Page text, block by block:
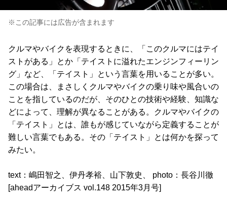
※この記事には広告が含まれます
クルマやバイクを表現するときに、「このクルマにはテイ
ストがある」とか「テイストに溢れたエンジンフィーリン
グ」など、「テイスト」という言葉を用いることが多い。
この場合は、まさしくクルマやバイクの乗り味や風合いの
ことを指しているのだが、そのひとの技術や経験、知識な
どによって、理解が異なることがある。クルマやバイクの
「テイスト」とは、誰もが感じていながら定義することが
難しい言葉でもある。その「テイスト」とは何かを探って
みたい。
text：嶋田智之、伊丹孝裕、山下敦史、 photo：長谷川徹
[aheadアーカイブス vol.148 2015年3月号]